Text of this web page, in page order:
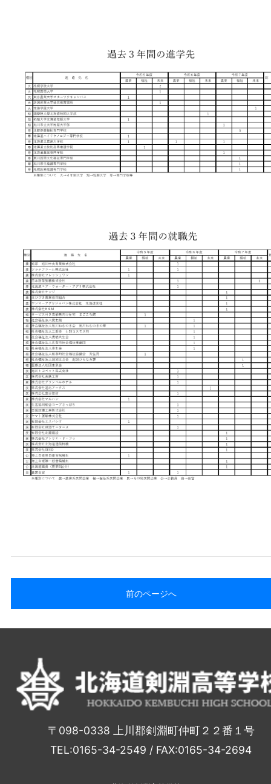
前のページへ
〒098-0338 上川郡剣淵町仲町２２番１号
TEL:0165-34-2549 / FAX:0165-34-2694